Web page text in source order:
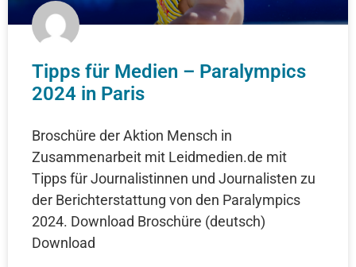
Tipps für Medien – Paralympics
2024 in Paris
Broschüre der Aktion Mensch in
Zusammenarbeit mit Leidmedien.de mit
Tipps für Journalistinnen und Journalisten zu
der Berichterstattung von den Paralympics
2024. Download Broschüre (deutsch)
Download